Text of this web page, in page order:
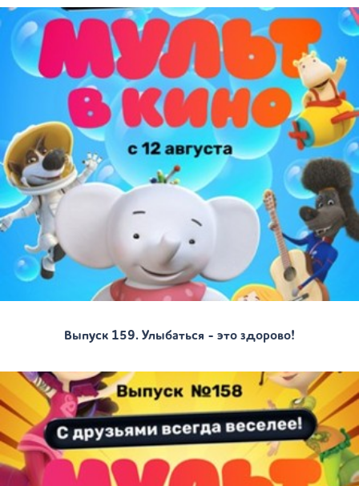
Выпуск 159. Улыбаться - это здорово!